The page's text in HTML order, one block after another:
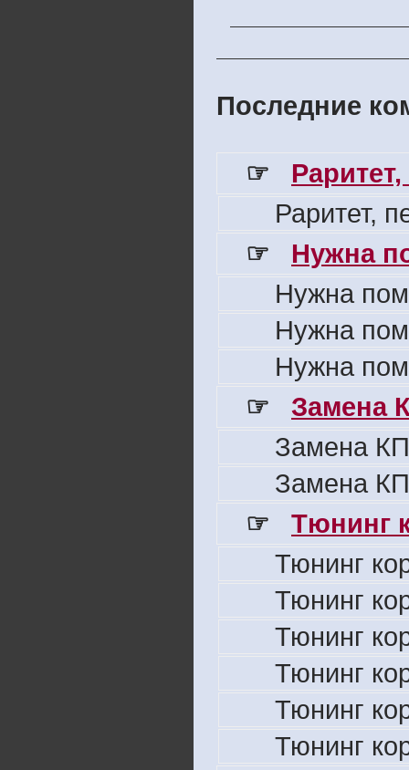
Последние
☞
Раритет,
☞
Нужна
Нужна
Нужна
Нужна
☞
Замена
Замена
Замена
☞
Тюнинг
Тюнинг
Тюнинг
Тюнинг
Тюнинг
Тюнинг
Тюнинг